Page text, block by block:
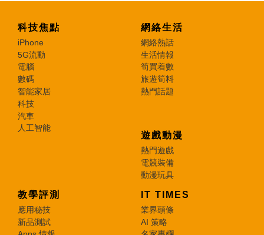
科技焦點
iPhone
5G流動
電腦
數碼
智能家居
科技
汽車
人工智能
網絡生活
網絡熱話
生活情報
筍買着數
旅遊筍料
熱門話題
遊戲動漫
熱門遊戲
電競裝備
動漫玩具
教學評測
應用秘技
新品測試
IT TIMES
業界頭條
AI 策略